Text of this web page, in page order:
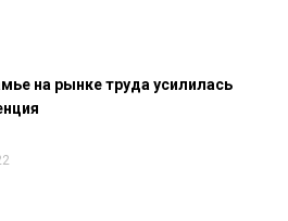
на рынке труда усилилась